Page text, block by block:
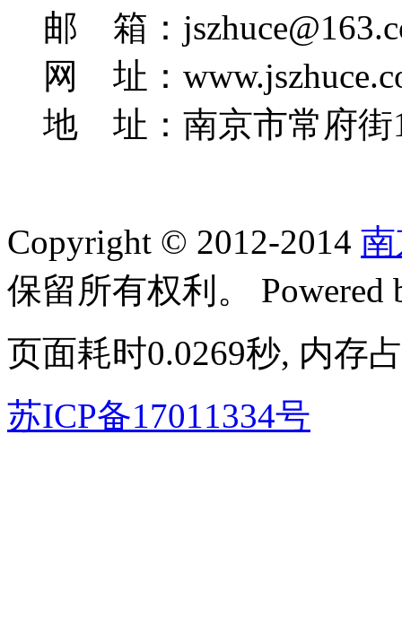
邮 箱：
网 址：
地 址：南京市常府街
Copyright © 2012-2014
保留所有权利。 Powered
页面耗时0.0269秒, 内存
苏ICP备17011334号